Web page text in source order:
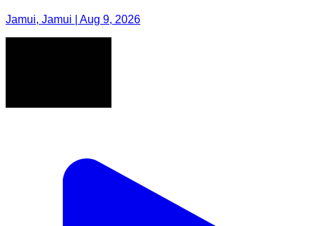
Jamui, Jamui | Aug 9, 2026